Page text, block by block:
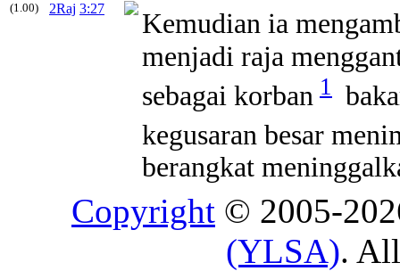
(1.00) 2Raj 3:27
Kemudian ia
menjadi raja
sebagai korban 1
kegusaran besar
berangkat
Copyright © 2005-
(YLSA).